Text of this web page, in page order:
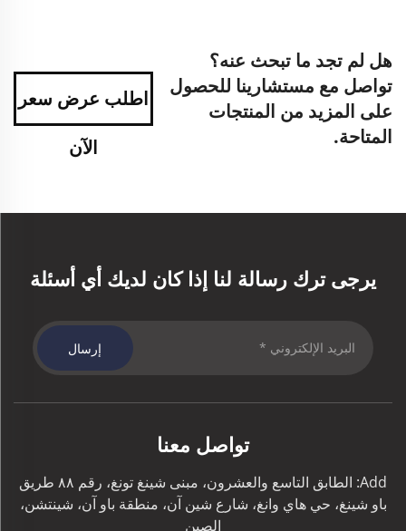
هل لم تجد ما تبحث عنه؟
تواصل مع مستشارينا للحصول
على المزيد من المنتجات
المتاحة.
اطلب عرض سعر
الآن
يرجى ترك رسالة لنا إذا كان لديك أي أسئلة
إرسال
تواصل معنا
Add: الطابق التاسع والعشرون، مبنى شينغ تونغ، رقم ٨٨ طريق
باو شينغ، حي هاي وانغ، شارع شين آن، منطقة باو آن، شينتشن،
الصين